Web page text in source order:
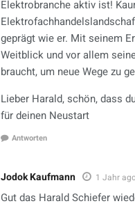
Elektrobranche aktiv ist!
geprägt wie er. Mit seinem
Weitblick und vor allem
braucht, um neue Wege zu
Lieber Harald, schön, dass
für deinen Neustart
Antworten
Jodok Kaufmann 1 Jahr
Gut das Harald Schiefer